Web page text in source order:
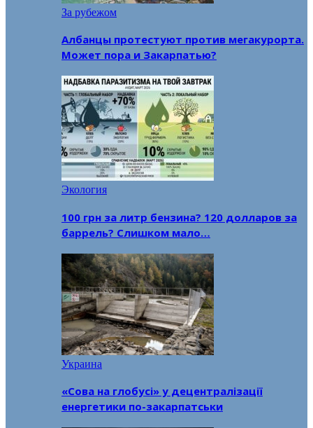
За рубежом
Албанцы протестуют против мегакурорта.
Может пора и Закарпатью?
Экология
100 грн за литр бензина? 120 долларов за
баррель? Слишком мало…
Украина
«Сова на глобусі» у децентралізації
енергетики по-закарпатськи